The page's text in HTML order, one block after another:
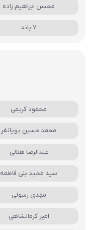
محسن ابراهیم زاده
7 باند
محمود کریمی
محمد حسین پویانفر
عبدالرضا هلالی
سید مجید بنی فاطمه
مهدی رسولی
امیر کرمانشاهی